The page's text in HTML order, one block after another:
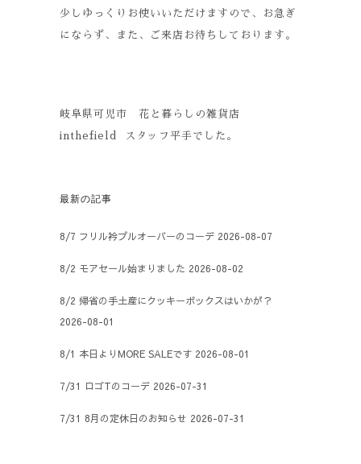
少しゆっくりお使いいただけますので、お急ぎ
にならず、また、ご来店お待ちしております。
岐阜県可児市 花と暮らしの雑貨店
inthefield スタッフ平手でした。
最新の記事
8/7 フリル衿プルオーバーのコーデ 2026-08-07
8/2 モアセール始まりました 2026-08-02
8/2 帰省の手土産にクッキーボックスはいかが？
2026-08-01
8/1 本日よりMORE SALEです 2026-08-01
7/31 ロゴTのコーデ 2026-07-31
7/31 8月の定休日のお知らせ 2026-07-31